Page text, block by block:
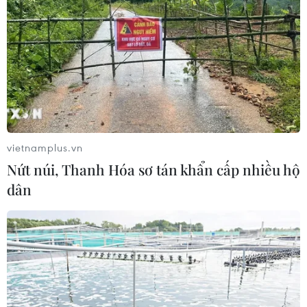
công
06/08/2026 04:37
Iran và Oman đạt thỏa thuận về
tuyến vận tải qua eo biển Hormuz
06/08/2026 04:36
Từ hạt nhân đến eo biển
Hormuz: Đòn bẩy chiến lược mới của
06/08/2026 04:36
Xung đột Hamas-Israel: Israel chưa
chấp thuận kế hoạch về Dải Gaza
06/08/2026 03:45
vietnamplus.vn
Nứt núi, Thanh Hóa sơ tán khẩn cấp nhiều hộ
dân